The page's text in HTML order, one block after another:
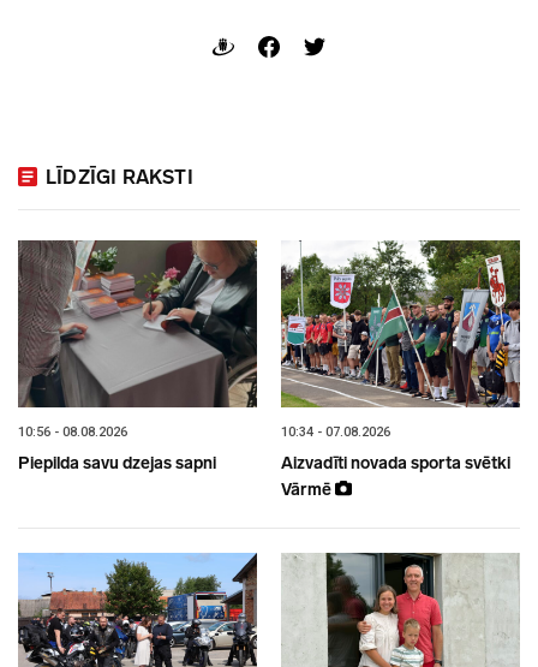
LĪDZĪGI RAKSTI
10:56 - 08.08.2026
Piepilda savu dzejas sapni
10:34 - 07.08.2026
Aizvadīti novada sporta svētki
Vārmē